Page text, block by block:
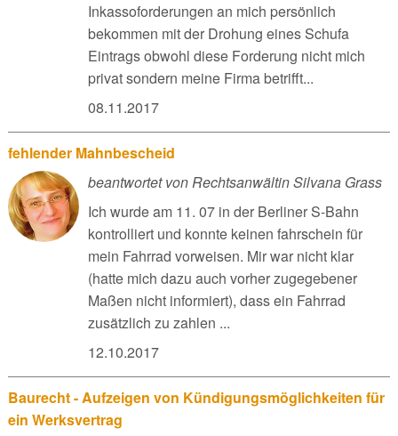
Inkassoforderungen an mich persönlich
bekommen mit der Drohung eines Schufa
Eintrags obwohl diese Forderung nicht mich
privat sondern meine Firma betrifft...
08.11.2017
fehlender Mahnbescheid
beantwortet von Rechtsanwältin Silvana Grass
Ich wurde am 11. 07 in der Berliner S-Bahn
kontrolliert und konnte keinen fahrschein für
mein Fahrrad vorweisen. Mir war nicht klar
(hatte mich dazu auch vorher zugegebener
Maßen nicht informiert), dass ein Fahrrad
zusätzlich zu zahlen ...
12.10.2017
Baurecht - Aufzeigen von Kündigungsmöglichkeiten für
ein Werksvertrag